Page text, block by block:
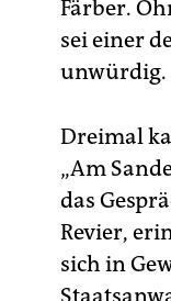
Färber.
sei einer
unwürdig.
Dreimal
„Am
das
Revier,
sich in